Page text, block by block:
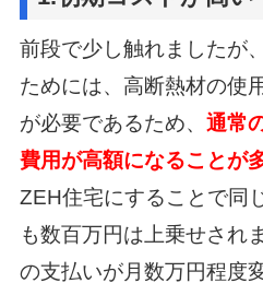
前段で少し触れましたが
ためには、高断熱材の使
が必要であるため、 通常
費用が高額になることが
ZEH住宅にすることで同
も数百万円は上乗せされ
の支払いが月数万円程度